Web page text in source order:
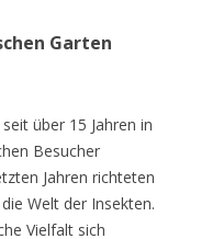
Garten
über 15 Jahren in
Besucher
Jahren richteten
Welt der Insekten.
Vielfalt sich